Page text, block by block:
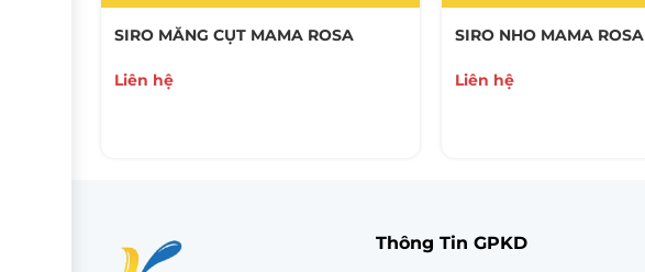
SIRO MĂNG CỤT MAMA ROSA
Liên hệ
SIRO NHO MAMA ROSA
Liên hệ
Thông Tin GPKD